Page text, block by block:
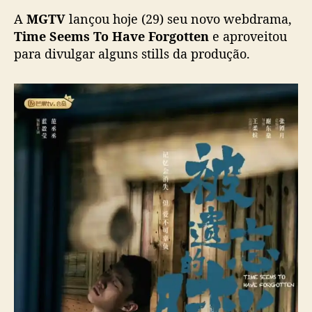
v
e
F
t
e
n
e
s
t
r
e
a
c
A MGTV lançou hoje (29) seu novo webdrama,
Time Seems To Have Forgotten e aproveitou
para divulgar alguns stills da produção.